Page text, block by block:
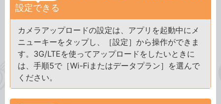
設定できる
カメラアップロードの設定は、アプリを起動中にメ
ニューキーをタップし、［設定］から操作ができま
す。3G/LTEを使ってアップロードをしたいときに
は、手順5で［Wi-Fiまたはデータプラン］を選んで
ください。